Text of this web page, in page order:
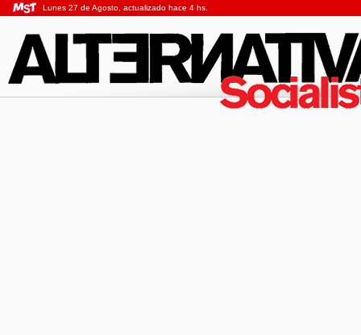
Lunes 27 de Agosto, actualizado hace 4 hs.